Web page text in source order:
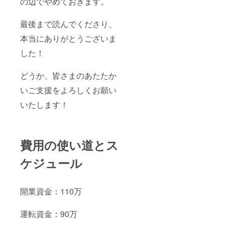
最後まで読んでくださり、
本当にありがとうございま
した！
どうか、皆さまのあたたか
いご支援をよろしくお願い
いたします！
費用の使い道とス
ケジュール
開業資金：110万
運転資金：90万